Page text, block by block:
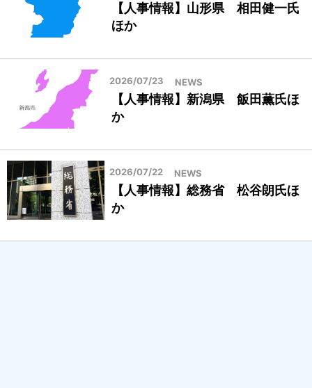
【人事情報】山形県 相田健一氏
ほか
2026/07/23 NEWS
【人事情報】新潟県 飯田薫氏ほ
か
2026/07/22 NEWS
【人事情報】総務省 松谷朗氏ほ
か